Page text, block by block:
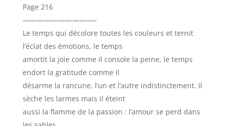
Page 216
——————————–
Le temps qui décolore toutes les couleurs et ternit
l’éclat des émotions, le temps
amortit la joie comme il console la peine, le temps
endort la gratitude comme il
désarme la rancune, l’un et l’autre indistinctement. Il
sèche les larmes mais il éteint
aussi la flamme de la passion : l’amour se perd dans